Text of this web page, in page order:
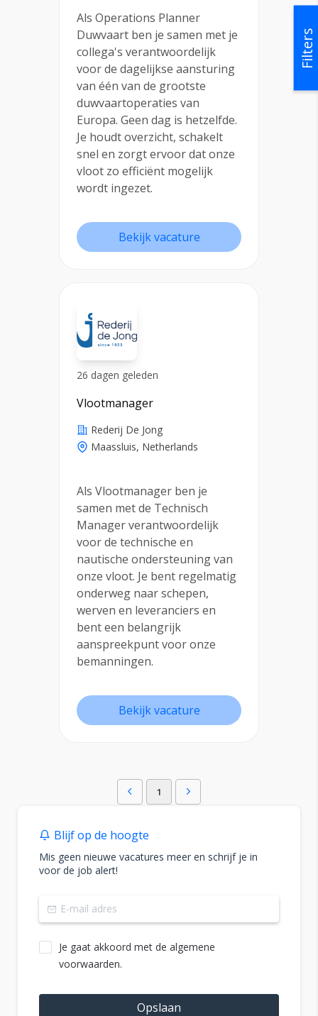
Filters
Als Operations Planner
Duwvaart ben je samen met je
collega's verantwoordelijk
voor de dagelijkse aansturing
van één van de grootste
duwvaartoperaties van
Europa. Geen dag is hetzelfde.
Je houdt overzicht, schakelt
snel en zorgt ervoor dat onze
vloot zo efficiënt mogelijk
wordt ingezet.
Bekijk vacature
26 dagen geleden
Vlootmanager
Rederij De Jong
Maassluis, Netherlands
Als Vlootmanager ben je
samen met de Technisch
Manager verantwoordelijk
voor de technische en
nautische ondersteuning van
onze vloot. Je bent regelmatig
onderweg naar schepen,
werven en leveranciers en
bent een belangrijk
aanspreekpunt voor onze
bemanningen.
Bekijk vacature
1
Blijf op de hoogte
Mis geen nieuwe vacatures meer en schrijf je in
voor de job alert!
Je gaat akkoord met de algemene
voorwaarden.
Opslaan